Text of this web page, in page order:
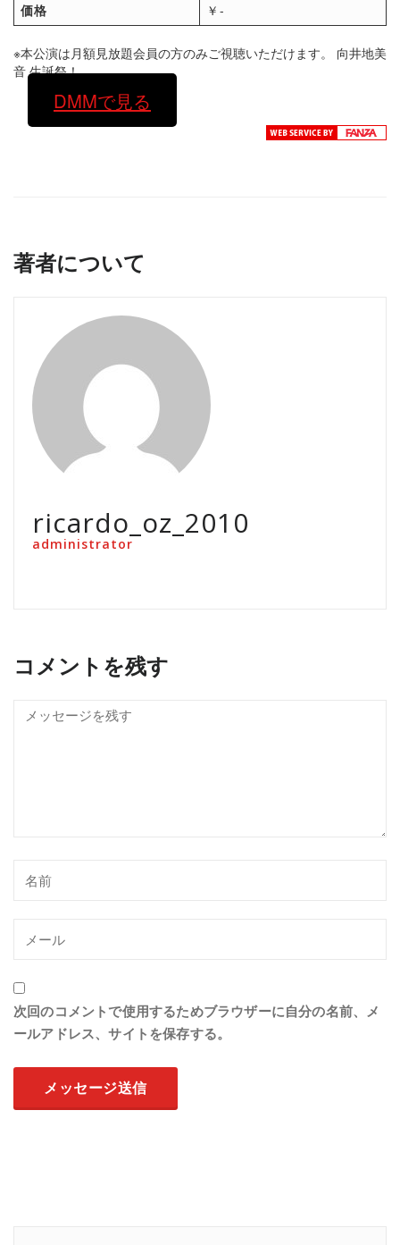
価格
￥-
※本公演は月額見放題会員の方のみご視聴いただけます。 向井地美
音 生誕祭！
DMMで見る
著者について
ricardo_oz_2010
administrator
コメントを残す
次回のコメントで使用するためブラウザーに自分の名前、メ
ールアドレス、サイトを保存する。